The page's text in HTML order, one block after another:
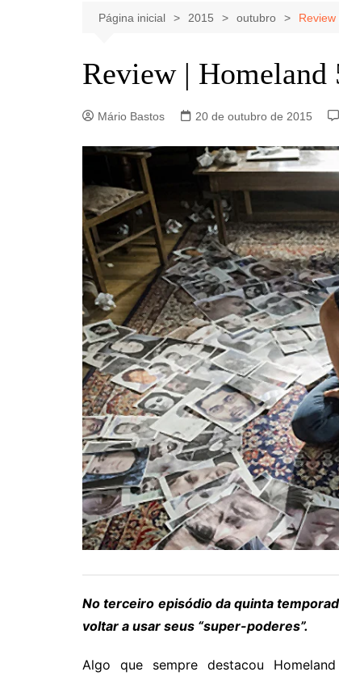
Celebridades
Música
Notícias
Clássicos
Página inicial 2015 outubro
Review | Homeland
Mário Bastos 20 de outubro de 2015
No terceiro episódio da quinta
voltar a usar seus “super-poderes”.
Algo que sempre destacou